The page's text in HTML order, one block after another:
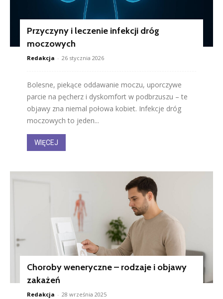
Przyczyny i leczenie infekcji dróg
moczowych
Redakcja - 26 stycznia 2026
Bolesne, piekące oddawanie moczu, uporczywe
parcie na pęcherz i dyskomfort w podbrzuszu – te
objawy zna niemal połowa kobiet. Infekcje dróg
moczowych to jeden...
WIĘCEJ
Choroby weneryczne – rodzaje i objawy
zakażeń
Redakcja - 28 września 2025